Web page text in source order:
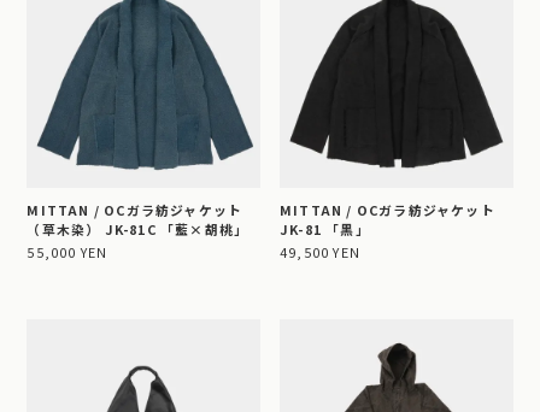
MITTAN / OCガラ紡ジャケット
（草木染） JK-81C 「藍×胡桃」
55,000 YEN
MITTAN / OCガラ紡ジャケット
JK-81 「黒」
49,500 YEN